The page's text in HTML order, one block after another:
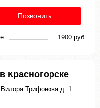
Позвонить
1900 руб.
Красногорске
Вилора Трифонова д. 1